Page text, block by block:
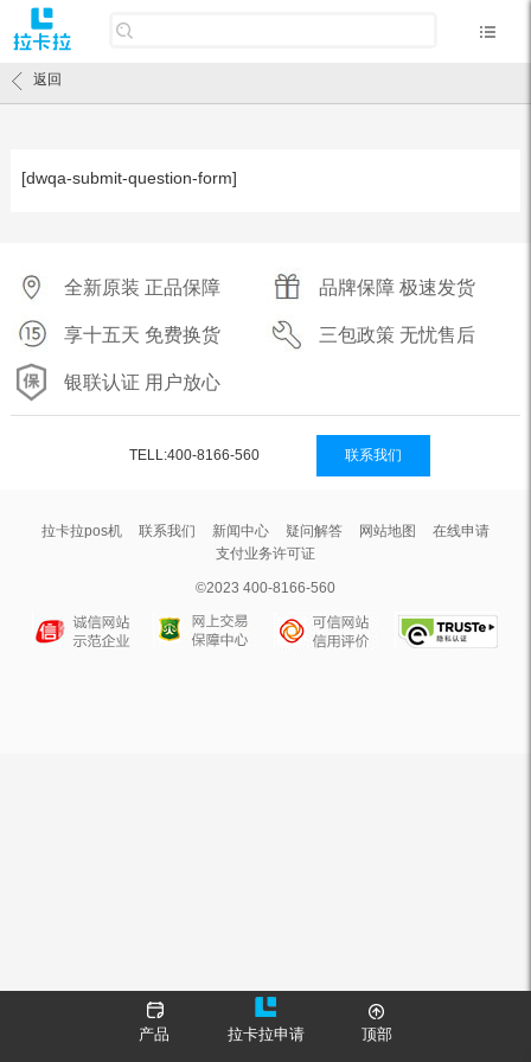
返回
[dwqa-submit-question-form]
全新原装 正品保障 品牌保障 极速发货
享十五天 免费换货 三包政策 无忧售后
银联认证 用户放心
TELL:400-8166-560 联系我们
拉卡拉pos机 联系我们 新闻中心 疑问解答 网站地图
在线申请
支付业务许可证
©2023 400-8166-560
产品 拉卡拉申请 顶部